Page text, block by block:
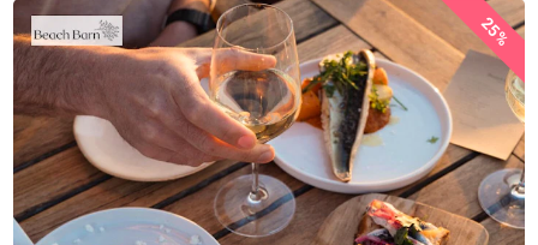
25%